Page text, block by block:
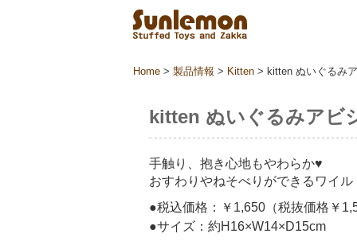
Home > 製品情報 > Kitten > kitten ぬいぐるみ
kitten ぬいぐるみアビ
手触り、抱き心地もやわらか♥
おすわりやねそべりができるワイ
●税込価格：￥1,650（税抜価格￥
●サイズ：約H16×W14×D15cm